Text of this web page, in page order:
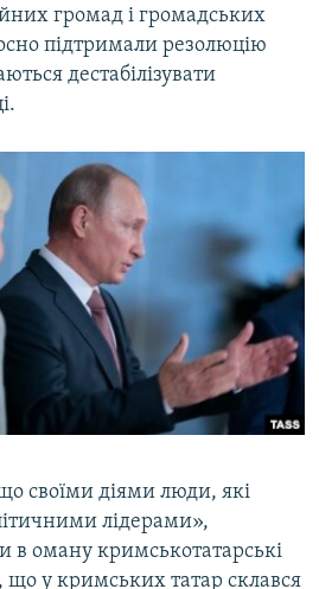
громад і громадських
підтримали резолюцію
дестабілізувати
своїми діями люди, які
лідерами»,
в оману кримськотатарські
що у кримських татар склався